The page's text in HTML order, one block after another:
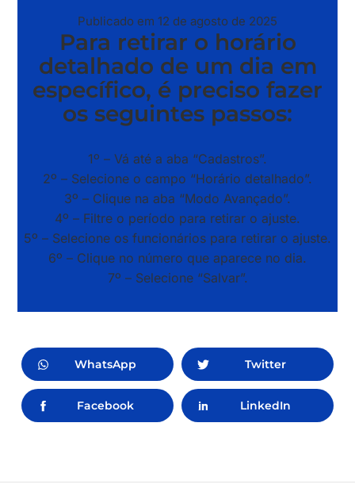
Publicado em 12 de agosto de 2025
Para retirar o horário
detalhado de um dia em
específico, é preciso fazer
os seguintes passos:
1º – Vá até a aba “Cadastros”.
2º – Selecione o campo “Horário detalhado”.
3º – Clique na aba “Modo Avançado”.
4º – Filtre o período para retirar o ajuste.
5º – Selecione os funcionários para retirar o ajuste.
6º – Clique no número que aparece no dia.
7º – Selecione “Salvar”.
WhatsApp Twitter
Facebook LinkedIn